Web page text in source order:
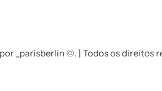
_parisberlin ©. | Todos os direitos